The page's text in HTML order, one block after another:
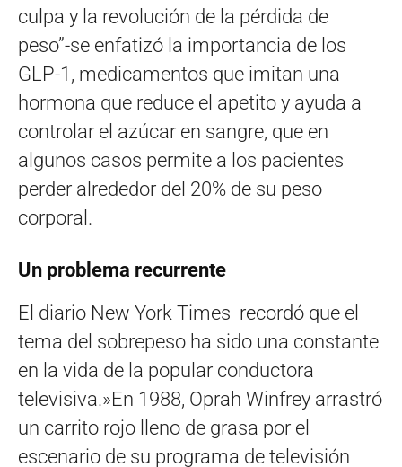
culpa y la revolución de la pérdida de
peso”-se enfatizó la importancia de los
GLP-1, medicamentos que imitan una
hormona que reduce el apetito y ayuda a
controlar el azúcar en sangre, que en
algunos casos permite a los pacientes
perder alrededor del 20% de su peso
corporal.
Un problema recurrente
El diario New York Times recordó que el
tema del sobrepeso ha sido una constante
en la vida de la popular conductora
televisiva.»En 1988, Oprah Winfrey arrastró
un carrito rojo lleno de grasa por el
escenario de su programa de televisión